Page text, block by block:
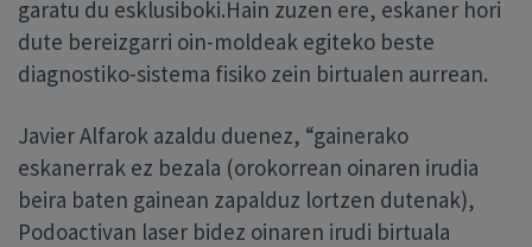
garatu du esklusiboki.Hain zuzen ere, eskaner hori
dute bereizgarri oin-moldeak egiteko beste
diagnostiko-sistema fisiko zein birtualen aurrean.
Javier Alfarok azaldu duenez, “gainerako
eskanerrak ez bezala (orokorrean oinaren irudia
beira baten gainean zapalduz lortzen dutenak),
Podoactivan laser bidez oinaren irudi birtuala